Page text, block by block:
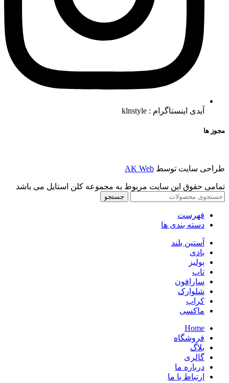
آیدی اینستاگرام : klnstyle
مجوز ها
طراحی سایت توسط AK Web
تمامی حقوق این سایت مربوط به مجموعه کلن استایل می باشد
جستجو
فهرست
دسته بندی ها
آستین بلند
بادی
بولیز
تاپ
سارافون
شلوارک
کراپ
ماکسی
Home
فروشگاه
بلاگ
گالری
درباره ما
ارتباط با ما